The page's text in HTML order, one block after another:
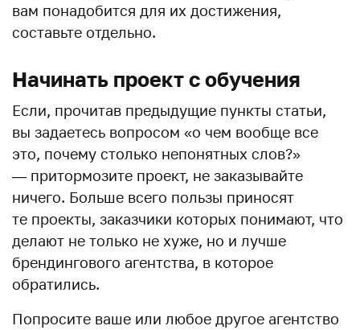
вам понадобится для их достижения,
составьте отдельно.
Начинать проект с обучения
Если, прочитав предыдущие пункты статьи,
вы задаетесь вопросом «о чем вообще все
это, почему столько непонятных слов?»
— притормозите проект, не заказывайте
ничего. Больше всего пользы приносят
те проекты, заказчики которых понимают, что
делают не только не хуже, но и лучше
брендингового агентства, в которое
обратились.
Попросите ваше или любое другое агентство